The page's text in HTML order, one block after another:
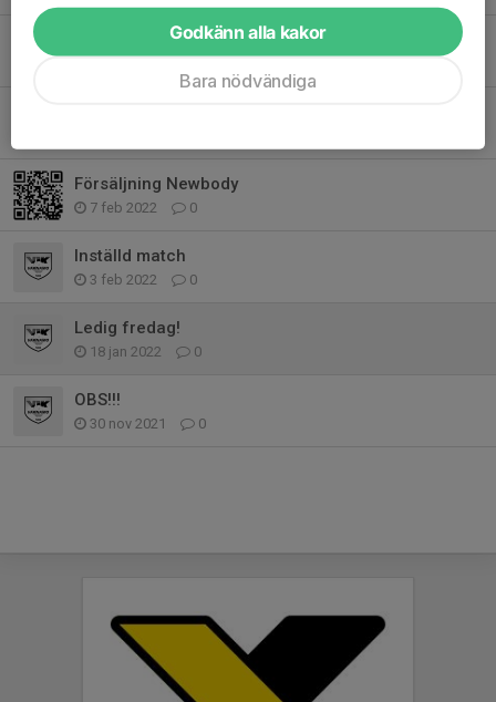
Inställd match
Försäljning Newbody
7 feb 2022 0
Inställd match
3 feb 2022 0
Ledig fredag!
18 jan 2022 0
OBS!!!
30 nov 2021 0
Godkänn alla kakor
Bara nödvändiga